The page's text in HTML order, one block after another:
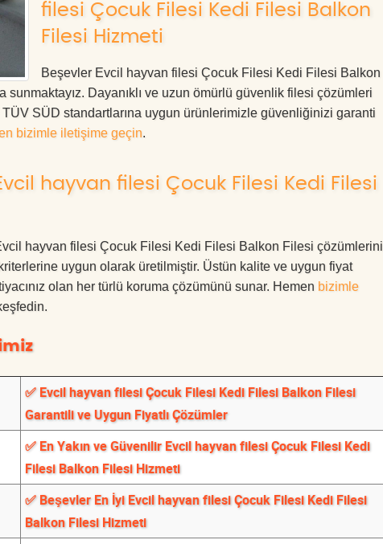
filesi Çocuk Filesi Kedi Filesi Balkon
Filesi Hizmeti
Beşevler Evcil hayvan filesi Çocuk Filesi Kedi Filesi Balkon
Dayanıklı ve uzun ömürlü güvenlik filesi çözümleri
SÜD standartlarına uygun ürünlerimizle güvenliğinizi garanti
bizimle iletişime geçin.
hayvan filesi Çocuk Filesi Kedi Filesi
hayvan filesi Çocuk Filesi Kedi Filesi Balkon Filesi çözümlerini
uygun olarak üretilmiştir. Üstün kalite ve uygun fiyat
olan her türlü koruma çözümünü sunar. Hemen bizimle
✅ Evcil hayvan filesi Çocuk Filesi Kedi Filesi Balkon Filesi
Garantili ve Uygun Fiyatlı Çözümler
✅ En Yakın ve Güvenilir Evcil hayvan filesi Çocuk Filesi Kedi
Filesi Balkon Filesi Hizmeti
✅ Beşevler En İyi Evcil hayvan filesi Çocuk Filesi Kedi Filesi
Balkon Filesi Hizmeti